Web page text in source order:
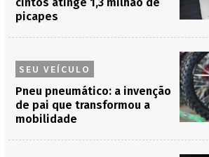
picapes
SEU VEÍCULO
Pneu pneumático: a invenção
de pai que transformou a
mobilidade